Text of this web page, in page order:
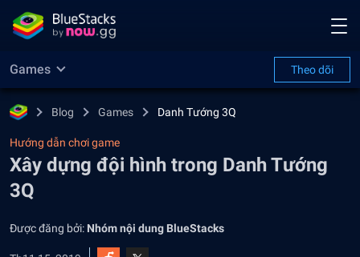
Games Theo dõi
Blog Games Danh Tướng 3Q
Hướng dẫn chơi game
Xây dựng đội hình trong Danh Tướng
3Q
Được đăng bởi: Nhóm nội dung BlueStacks